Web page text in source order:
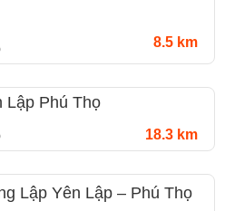
8.5 km
Lập Phú Thọ
18.3 km
Lập Yên Lập – Phú Thọ